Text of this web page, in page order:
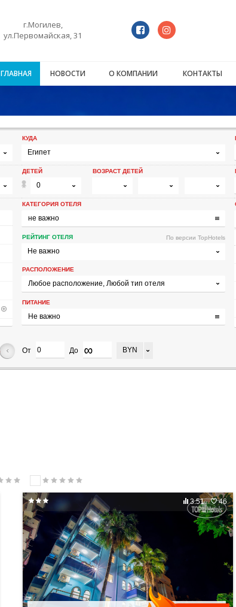
г.Могилев,
ул.Первомайская, 31
ГЛАВНАЯ НОВОСТИ О КОМПАНИИ КОНТАКТЫ